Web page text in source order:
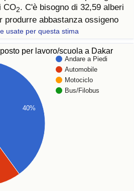
CO2. C'è bisogno di 32,59 alberi
produrre abbastanza ossigeno
usate per questa stima
per lavoro/scuola a Dakar
Andare a Piedi
Automobile
Motociclo
Bus/Filobus
40%
(Corrente)
paese
(Corrente)
Sanitaria per